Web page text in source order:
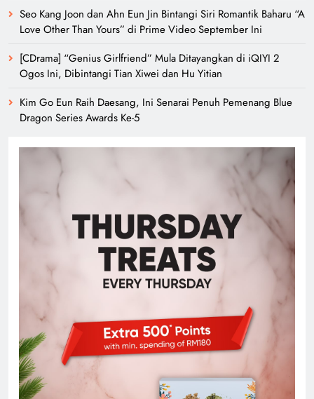
Seo Kang Joon dan Ahn Eun Jin Bintangi Siri Romantik Baharu “A
Love Other Than Yours” di Prime Video September Ini
[CDrama] “Genius Girlfriend” Mula Ditayangkan di iQIYI 2
Ogos Ini, Dibintangi Tian Xiwei dan Hu Yitian
Kim Go Eun Raih Daesang, Ini Senarai Penuh Pemenang Blue
Dragon Series Awards Ke-5